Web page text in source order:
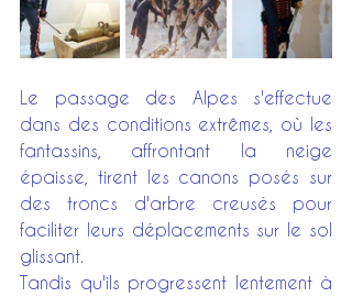
Le passage des Alpes s'effectue
dans des conditions extrêmes, où les
fantassins, affrontant la neige
épaisse, tirent les canons posés sur
des troncs d'arbre creusés pour
faciliter leurs déplacements sur le sol
glissant.
Tandis qu'ils progressent lentement à